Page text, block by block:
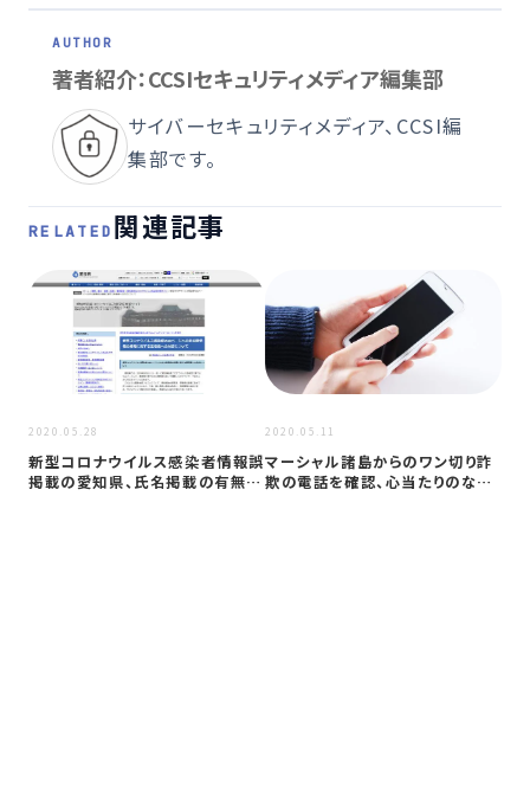
著者紹介：CCSIセキュリティメディア編集部
サイバーセキュリティメディア、CCSI編
集部です。
RELATED 関連記事
2020.05.28
新型コロナウイルス感染者情報誤
掲載の愛知県、氏名掲載の有無に
2020.05.11
マーシャル諸島からのワン切り詐
欺の電話を確認、心当たりのない